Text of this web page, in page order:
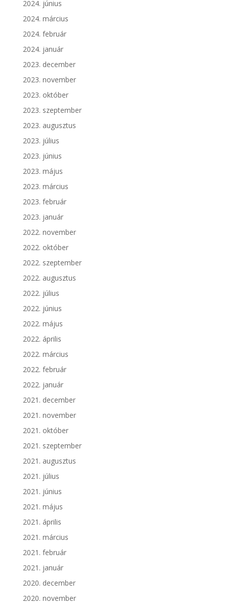
2024. június
2024. március
2024. február
2024. január
2023. december
2023. november
2023. október
2023. szeptember
2023. augusztus
2023. július
2023. június
2023. május
2023. március
2023. február
2023. január
2022. november
2022. október
2022. szeptember
2022. augusztus
2022. július
2022. június
2022. május
2022. április
2022. március
2022. február
2022. január
2021. december
2021. november
2021. október
2021. szeptember
2021. augusztus
2021. július
2021. június
2021. május
2021. április
2021. március
2021. február
2021. január
2020. december
2020. november